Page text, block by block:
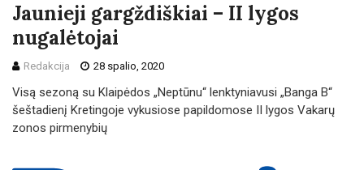
Jaunieji gargždiškiai – II lygos
nugalėtojai
Redakcija 28 spalio, 2020
Visą sezoną su Klaipėdos „Neptūnu“ lenktyniavusi „Banga B“
šeštadienį Kretingoje vykusiose papildomose II lygos Vakarų
zonos pirmenybių